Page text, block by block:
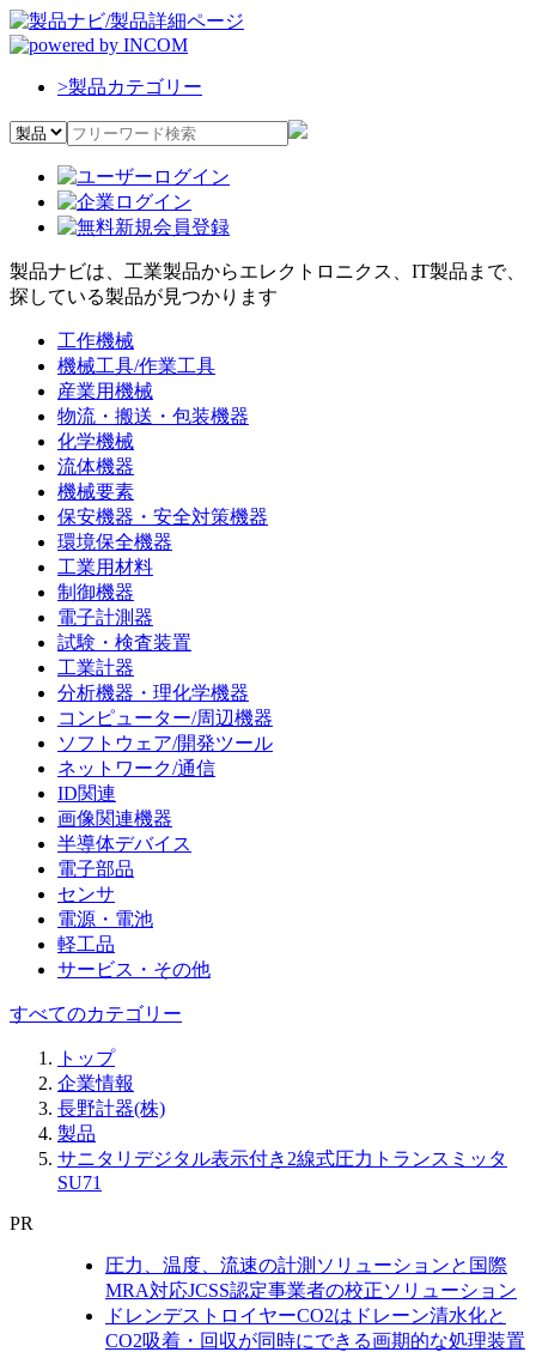
>製品カテゴリー
製品ナビは、工業製品からエレクトロニクス、IT製品まで、
探している製品が見つかります
工作機械
機械工具/作業工具
産業用機械
物流・搬送・包装機器
化学機械
流体機器
機械要素
保安機器・安全対策機器
環境保全機器
工業用材料
制御機器
電子計測器
試験・検査装置
工業計器
分析機器・理化学機器
コンピューター/周辺機器
ソフトウェア/開発ツール
ネットワーク/通信
ID関連
画像関連機器
半導体デバイス
電子部品
センサ
電源・電池
軽工品
サービス・その他
すべてのカテゴリー
トップ
企業情報
長野計器(株)
製品
サニタリデジタル表示付き2線式圧力トランスミッタ
SU71
PR
圧力、温度、流速の計測ソリューションと国際
MRA対応JCSS認定事業者の校正ソリューション
ドレンデストロイヤーCO2はドレーン清水化と
CO2吸着・回収が同時にできる画期的な処理装置